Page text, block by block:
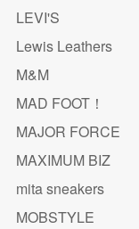
LEVI'S
Lewis Leathers
M&M
MAD FOOT！
MAJOR FORCE
MAXIMUM BIZ
mita sneakers
MOBSTYLE